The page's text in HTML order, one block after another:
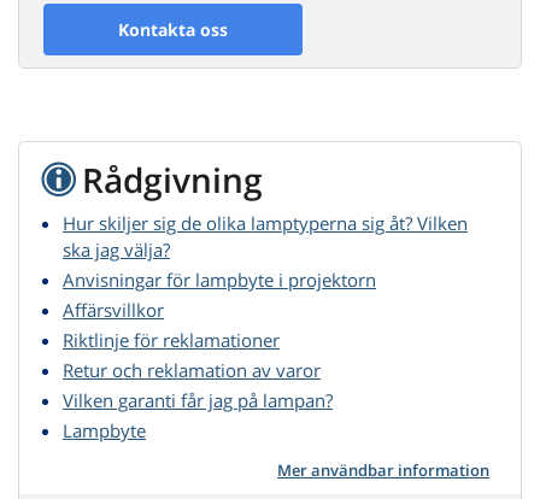
Kontakta oss
Rådgivning
Hur skiljer sig de olika lamptyperna sig åt? Vilken
ska jag välja?
Anvisningar för lampbyte i projektorn
Affärsvillkor
Riktlinje för reklamationer
Retur och reklamation av varor
Vilken garanti får jag på lampan?
Lampbyte
Mer användbar information